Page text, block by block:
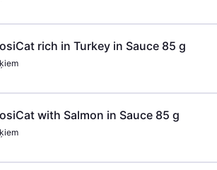
rich in Turkey in Sauce 85 g
with Salmon in Sauce 85 g